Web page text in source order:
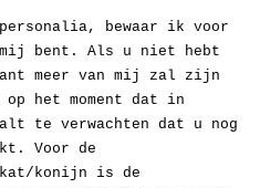
bewaar ik voor
bent. Als u niet hebt
meer van mij zal zijn
het moment dat in
te verwachten dat u nog
Voor de
kat/konijn is de